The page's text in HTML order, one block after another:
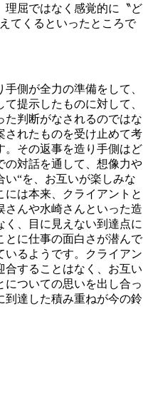
理屈ではなく感覚的に〝ど
てくるといったところで
側が全力の準備をして、
提示したものに対して、
た判断がなされるのではな
されたものを受け止めて考
。その返事を造り手側はど
の対話を通して、想像力や
“を、お互いが楽しみな
は本来、クライアントと
さんや水崎さんといった造
く、目に見えない到達点に
とに仕事の面白さが潜んで
いるようです。クライアン
合することはなく、お互い
についての思いを出し合っ
到達した積み重ねが今の鈴